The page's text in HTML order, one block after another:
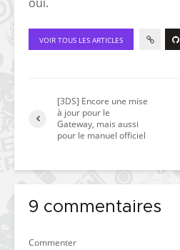
VOIR TOUS LES ARTICLES
[3DS] Encore une mise
à jour pour le
Gateway, mais aussi
pour le manuel officiel
9 commentaires
Commenter